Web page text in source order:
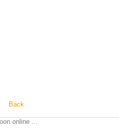
Back
online ...